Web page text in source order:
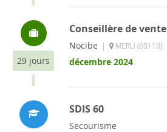
29 jours
Conseillère de vente
Nocibe | MERU (60110)
décembre 2024
SDIS 60
Secourisme